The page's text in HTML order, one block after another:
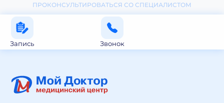
ПРОКОНСУЛЬТИРОВАТЬСЯ СО СПЕЦИАЛИСТОМ
Запись Звонок